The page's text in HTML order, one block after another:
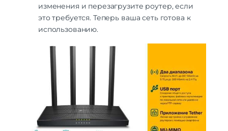
изменения и перезагрузите роутер, если
это требуется. Теперь ваша сеть готова к
использованию.